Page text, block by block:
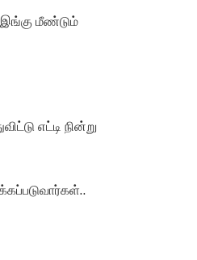
இங்கு மீண்டும்
எட்டி நின்று